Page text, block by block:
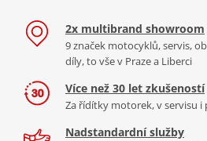
2x multibrand showroom
9 značek motocyklů, servis,
díly, to vše v Praze a Liberci
Více než 30 let zkušeností
Za řídítky motorek, v servisu
Nadstandardní služby